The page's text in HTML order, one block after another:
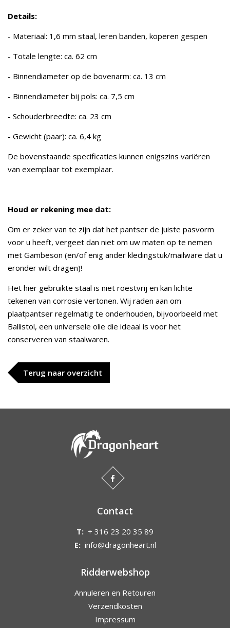
Details:
- Materiaal: 1,6 mm staal, leren banden, koperen gespen
- Totale lengte: ca. 62 cm
- Binnendiameter op de bovenarm: ca. 13 cm
- Binnendiameter bij pols: ca. 7,5 cm
- Schouderbreedte: ca. 23 cm
- Gewicht (paar): ca. 6,4 kg
De bovenstaande specificaties kunnen enigszins variëren
van exemplaar tot exemplaar.
Houd er rekening mee dat:
Om er zeker van te zijn dat het pantser de juiste pasvorm
voor u heeft, vergeet dan niet om uw maten op te nemen
met Gambeson (en/of enig ander kledingstuk/mailware dat u
eronder wilt dragen)!
Het hier gebruikte staal is niet roestvrij en kan lichte
tekenen van corrosie vertonen. Wij raden aan om
plaatpantser regelmatig te onderhouden, bijvoorbeeld met
Ballistol, een universele olie die ideaal is voor het
conserveren van staalwaren.
Terug naar overzicht
Contact
T: + 316 23 20 35 89
E: info@dragonheart.nl
Ridderwebshop
Annuleren en Retouren
Verzendkosten
Impressum